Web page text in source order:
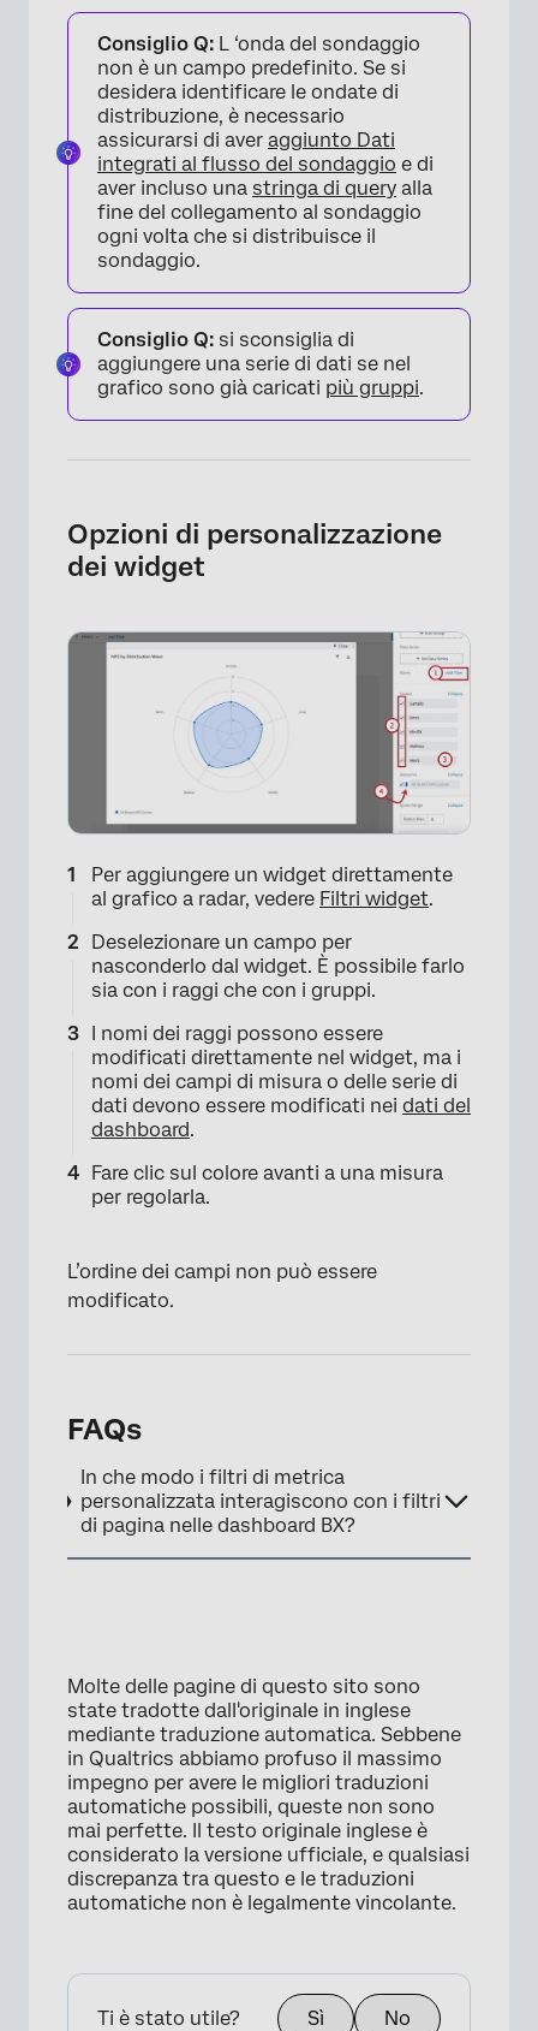
×
×
Consiglio Q: L ‘onda del sondaggio
non è un campo predefinito. Se si
desidera identificare le ondate di
distribuzione, è necessario
assicurarsi di aver aggiunto Dati
integrati al flusso del sondaggio e di
aver incluso una stringa di query alla
fine del collegamento al sondaggio
ogni volta che si distribuisce il
sondaggio.
Consiglio Q: si sconsiglia di
aggiungere una serie di dati se nel
grafico sono già caricati più gruppi.
Opzioni di personalizzazione
dei widget
Per aggiungere un widget direttamente
al grafico a radar, vedere Filtri widget.
Deselezionare un campo per
nasconderlo dal widget. È possibile farlo
sia con i raggi che con i gruppi.
I nomi dei raggi possono essere
modificati direttamente nel widget, ma i
nomi dei campi di misura o delle serie di
dati devono essere modificati nei dati del
dashboard.
Fare clic sul colore avanti a una misura
per regolarla.
L’ordine dei campi non può essere
modificato.
FAQs
In che modo i filtri di metrica
personalizzata interagiscono con i filtri
di pagina nelle dashboard BX?
Molte delle pagine di questo sito sono
state tradotte dall'originale in inglese
mediante traduzione automatica. Sebbene
in Qualtrics abbiamo profuso il massimo
impegno per avere le migliori traduzioni
automatiche possibili, queste non sono
mai perfette. Il testo originale inglese è
considerato la versione ufficiale, e qualsiasi
discrepanza tra questo e le traduzioni
automatiche non è legalmente vincolante.
Ti è stato utile? Sì No